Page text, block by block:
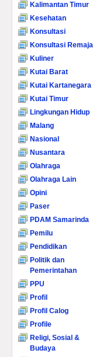
Kalimantan Timur
Kesehatan
Konsultasi
Konsultasi Remaja
Kuliner
Kutai Barat
Kutai Kartanegara
Kutai Timur
Lingkungan Hidup
Malang
Nasional
Nusantara
Olahraga
Olahraga Lain
Opini
Paser
PDAM Samarinda
Pemilu
Pendidikan
Politik dan
Pemerintahan
PPU
Profil
Profil Calog
Profile
Religi, Sosial &
Budaya